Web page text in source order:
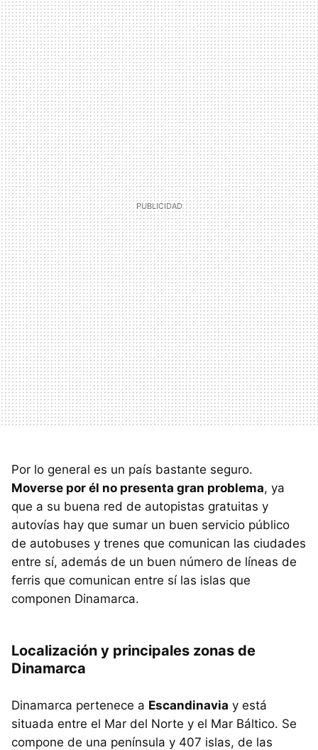
Por lo general es un país bastante seguro.
Moverse por él no presenta gran problema, ya
que a su buena red de autopistas gratuitas y
autovías hay que sumar un buen servicio público
de autobuses y trenes que comunican las ciudades
entre sí, además de un buen número de líneas de
ferris que comunican entre sí las islas que
componen Dinamarca.
Localización y principales zonas de
Dinamarca
Dinamarca pertenece a Escandinavia y está
situada entre el Mar del Norte y el Mar Báltico. Se
compone de una península y 407 islas, de las